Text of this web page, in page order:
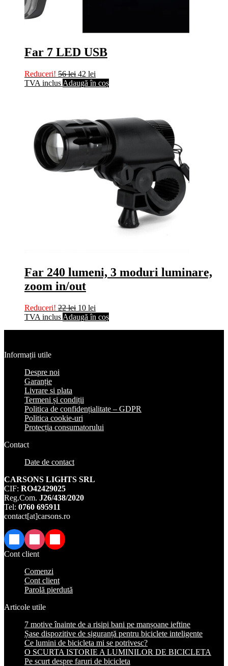
Far 7 LED USB
Reduceri! 56lei 42 lei
TVA inclus Adaugă în coș
Far 240 lumeni, 3 moduri luminare,
zoom in/out
Reduceri! 22lei 10 lei
TVA inclus Adaugă în coș
Informații utile
Despre noi
Garanție
Livrare si plata
Termeni și condiții
Politica de confidențialitate – GDPR
Politica cookie-uri
Protecția consumatorului
Contact
Date de contact
CARSONS LIGHTS SRL
CIF: RO42429025
Reg.Com. J26/438/2020
Tel: 0760 695911
contact[at]carsons.ro
FacebookInstagramTikTok
Cont client
Comenzi
Cont client
Parolă pierdută
Articole utile
7 motive înainte de a risipi bani pe manșoane ieftine
Șase dispozitive de siguranță pentru biciclete inteligente
Ce lumini de bicicleta mi se potrivesc?
O SCURTA ISTORIE A LUMINILOR DE BICICLETA
Pe scurt despre faruri de bicicleta